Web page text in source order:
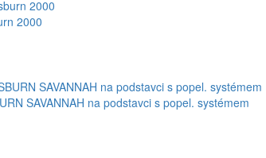
2000
SAVANNAH na podstavci s popel. systémem